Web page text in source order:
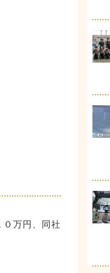
万円、同社